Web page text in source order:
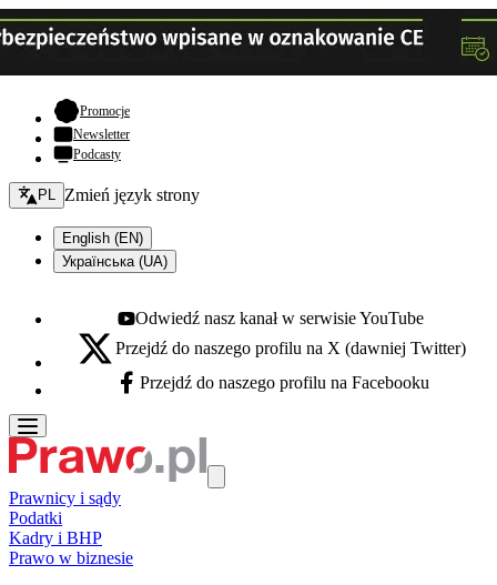
Promocje- otwiera się w nowej karcie
Newsletter
Podcasty
Zmień język - bieżący:
PL Zmień język strony
English (EN)
Українська (UA)
Youtube - otwiera się w nowej karcie
Odwiedź nasz kanał w serwisie YouTube
X - otwiera się w nowej karcie
Przejdź do naszego profilu na X (dawniej Twitter)
Facebook - otwiera się w nowej karcie
Przejdź do naszego profilu na Facebooku
Prawnicy i sądy
Podatki
Kadry i BHP
Prawo w biznesie